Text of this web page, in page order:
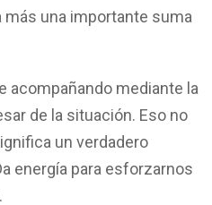
más una importante suma
acompañando mediante la
de la situación. Eso no
un verdadero
energía para esforzarnos